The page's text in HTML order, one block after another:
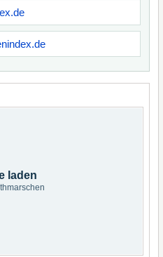
laden